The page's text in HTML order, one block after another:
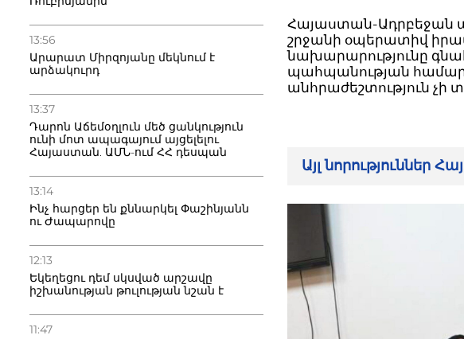
13:56
Արարատ Միրզոյանը մեկնում է
արձակուրդ
13:37
Դարոն Աճեմօղլուն մեծ ցանկություն
ունի մոտ ապագայում այցելելու
Հայաստան. ԱՄՆ-ում ՀՀ դեսպան
13:14
Ինչ հարցեր են քննարկել Փաշինյանն
ու Ժապարովը
12:13
Եկեղեցու դեմ սկսված արշավը
իշխանության թուլության նշան է
11:47
Հայաստան-Ադրբեջան
շրջանի օպերատիվ
նախարարությունը
պահպանության համար
անհրաժեշտություն չի
Այլ նորություններ